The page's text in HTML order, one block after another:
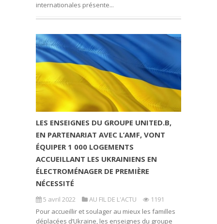
internationales présente...
LES ENSEIGNES DU GROUPE UNITED.B,
EN PARTENARIAT AVEC L’AMF, VONT
ÉQUIPER 1 000 LOGEMENTS
ACCUEILLANT LES UKRAINIENS EN
ÉLECTROMÉNAGER DE PREMIÈRE
NÉCESSITÉ
5 avril 2022 AU FIL DE L'ACTU
1191
Pour accueillir et soulager au mieux les familles
déplacées d’Ukraine, les enseignes du groupe